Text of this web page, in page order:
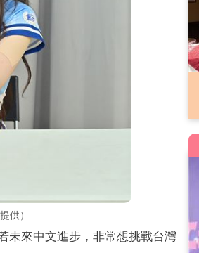
供）
未來中文進步，非常想挑戰台灣